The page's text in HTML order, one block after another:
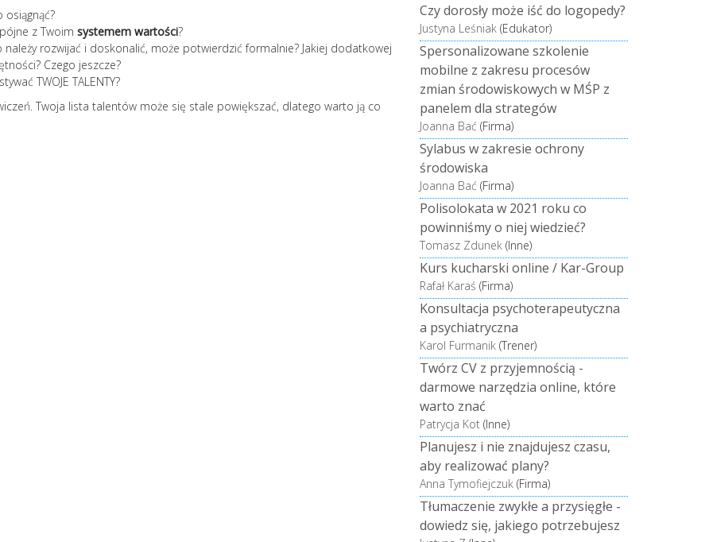
z Twoim systemem wartości?
rozwijać i doskonalić, może potwierdzić formalnie? Jakiej dodatkowej
Czego jeszcze?
TWOJE TALENTY?
Twoja lista talentów może się stale powiększać, dlatego warto ją co
Czy dorosły może iść do logopedy?
Justyna Leśniak (Edukator)
Spersonalizowane szkolenie
mobilne z zakresu procesów
zmian środowiskowych w MŚP z
panelem dla strategów
Joanna Bać (Firma)
Sylabus w zakresie ochrony
środowiska
Joanna Bać (Firma)
Polisolokata w 2021 roku co
powinniśmy o niej wiedzieć?
Tomasz Zdunek (Inne)
Kurs kucharski online / Kar-Group
Rafał Karaś (Firma)
Konsultacja psychoterapeutyczna
a psychiatryczna
Karol Furmanik (Trener)
Twórz CV z przyjemnością -
darmowe narzędzia online, które
warto znać
Patrycja Kot(Inne)
Planujesz i nie znajdujesz czasu,
aby realizować plany?
Anna Tymofiejczuk (Firma)
Tłumaczenie zwykłe a przysięgłe -
dowiedz się, jakiego potrzebujesz